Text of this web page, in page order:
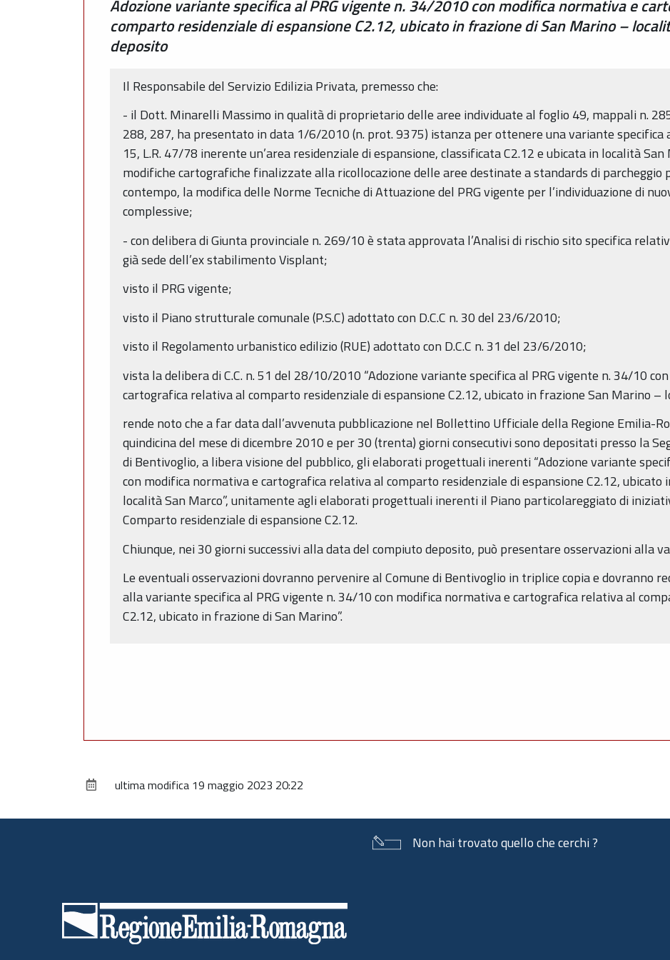
Adozione variante specifica al PRG vigente n. 34/2010 con modifica normativa e
comparto residenziale di espansione C2.12, ubicato in frazione di San Marino –
deposito
Il Responsabile del Servizio Edilizia Privata, premesso che:
- il Dott. Minarelli Massimo in qualità di proprietario delle aree individuate al foglio 49, mappali n.
288, 287, ha presentato in data 1/6/2010 (n. prot. 9375) istanza per ottenere una variante specifica
15, L.R. 47/78 inerente un’area residenziale di espansione, classificata C2.12 e ubicata in località
modifiche cartografiche finalizzate alla ricollocazione delle aree destinate a standards di parcheggio
contempo, la modifica delle Norme Tecniche di Attuazione del PRG vigente per l’individuazione di
complessive;
- con delibera di Giunta provinciale n. 269/10 è stata approvata l’Analisi di rischio sito specifica
già sede dell’ex stabilimento Visplant;
visto il PRG vigente;
visto il Piano strutturale comunale (P.S.C) adottato con D.C.C n. 30 del 23/6/2010;
visto il Regolamento urbanistico edilizio (RUE) adottato con D.C.C n. 31 del 23/6/2010;
vista la delibera di C.C. n. 51 del 28/10/2010 “Adozione variante specifica al PRG vigente n. 34/10
cartografica relativa al comparto residenziale di espansione C2.12, ubicato in frazione San Marino –
rende noto che a far data dall’avvenuta pubblicazione nel Bollettino Ufficiale della Regione Emilia-
quindicina del mese di dicembre 2010 e per 30 (trenta) giorni consecutivi sono depositati presso la
di Bentivoglio, a libera visione del pubblico, gli elaborati progettuali inerenti “Adozione variante
con modifica normativa e cartografica relativa al comparto residenziale di espansione C2.12, ubicato
località San Marco”, unitamente agli elaborati progettuali inerenti il Piano particolareggiato di
Comparto residenziale di espansione C2.12.
Chiunque, nei 30 giorni successivi alla data del compiuto deposito, può presentare osservazioni alla
Le eventuali osservazioni dovranno pervenire al Comune di Bentivoglio in triplice copia e dovranno
alla variante specifica al PRG vigente n. 34/10 con modifica normativa e cartografica relativa al
C2.12, ubicato in frazione di San Marino”.
ultima modifica 19 maggio 2023 20:22
Non hai trovato quello che cerchi ?